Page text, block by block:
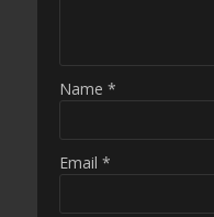
Name *
Email *